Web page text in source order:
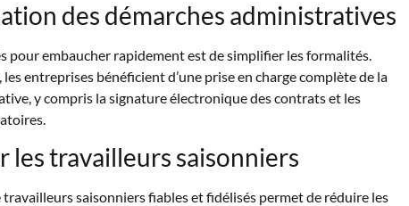
des démarches administratives
pour embaucher rapidement est de simplifier les formalités.
entreprises bénéficient d’une prise en charge complète de la
y compris la signature électronique des contrats et les
les travailleurs saisonniers
travailleurs saisonniers fiables et fidélisés permet de réduire les